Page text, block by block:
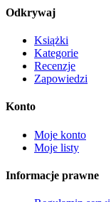
Odkrywaj
Książki
Kategorie
Recenzje
Zapowiedzi
Konto
Moje konto
Moje listy
Informacje prawne